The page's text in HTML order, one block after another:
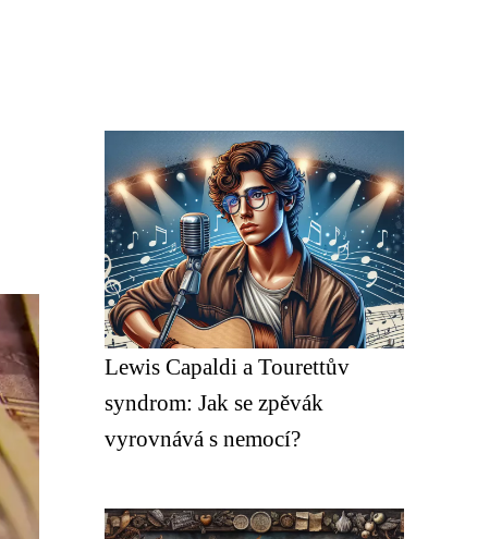
Lewis Capaldi a Tourettův
syndrom: Jak se zpěvák
vyrovnává s nemocí?